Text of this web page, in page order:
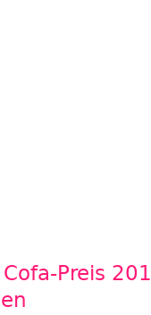
Cofa-Preis